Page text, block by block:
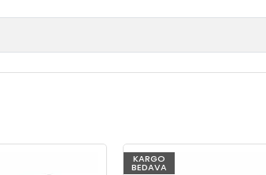
KARGO
BEDAVA